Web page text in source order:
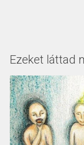
Ezeket láttad